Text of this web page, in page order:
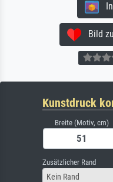
Bild zu
Kunstdruck
Breite (Motiv, cm)
Zusätzlicher Rand
Kein Rand